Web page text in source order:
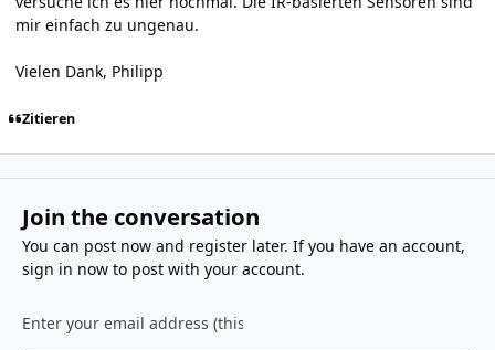
mir einfach zu ungenau.
Vielen Dank, Philipp
Zitieren
Join the conversation
You can post now and register later. If you have an account,
sign in nowto post with your account.